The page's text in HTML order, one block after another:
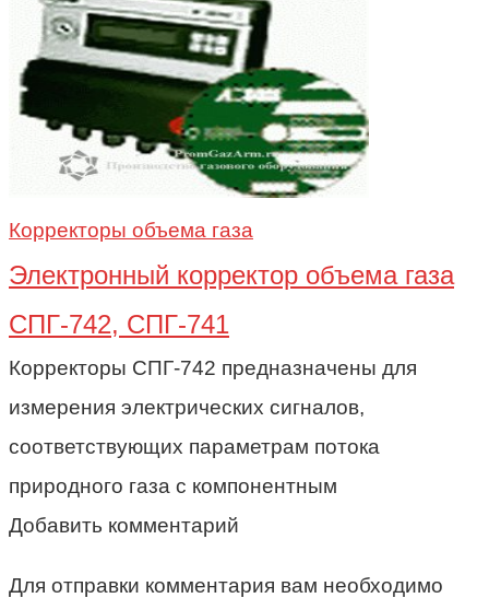
Корректоры объема газа
Электронный корректор объема газа
СПГ-742, СПГ-741
Корректоры СПГ-742 предназначены для
измерения электрических сигналов,
соответствующих параметрам потока
природного газа с компонентным
Добавить комментарий
Для отправки комментария вам необходимо